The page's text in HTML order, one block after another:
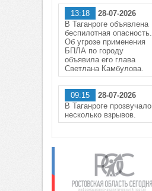
13:18
28-07-2026
В Таганроге объявлена
беспилотная опасность.
Об угрозе применения
БПЛА по городу
объявила его глава
Светлана Камбулова.
09:15
28-07-2026
В Таганроге прозвучало
несколько взрывов.